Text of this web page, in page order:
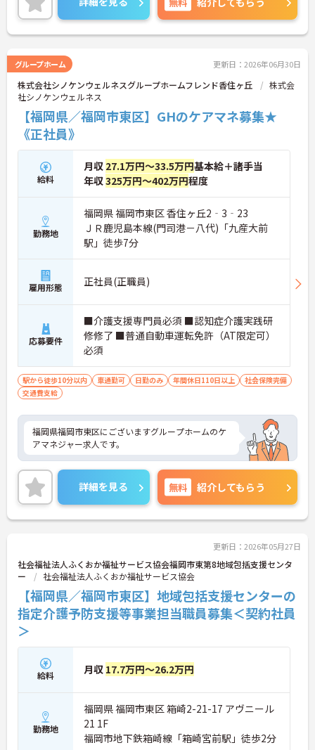
イントをお伝えしますので、お気軽にご相談くださ
い！
グループホーム 更新日：2026年06月30日
株式会社シノケンウェルネスグループホームフレンド香住ヶ丘
株式会
社シノケンウェルネス
【福岡県／福岡市東区】GHのケアマネ募集★
《正社員》
給料
月収 27.1万円～33.5万円基本給＋諸手当
年収325万円～402万円程度
勤務地
福岡県 福岡市東区 香住ヶ丘2‐3‐23
ＪＲ鹿児島本線(門司港－八代)「九産大前
駅」徒歩7分
雇用形態 正社員(正職員)
応募要件
■介護支援専門員必須 ■認知症介護実践研
修修了 ■普通自動車運転免許（AT限定可）
必須
駅から徒歩10分以内 車通勤可 日勤のみ 年間休日110日以上
社会保険完備
交通費支給
福岡県福岡市東区にございますグループホームのケ
アマネジャー求人です。
詳細を見る 無料 紹介してもらう
更新日：2026年05月27日
社会福祉法人ふくおか福祉サービス協会福岡市東第8地域包括支援センタ
ー
社会福祉法人ふくおか福祉サービス協会
【福岡県／福岡市東区】地域包括支援センターの
指定介護予防支援等事業担当職員募集＜契約社員
＞
給料 月収 17.7万円～26.2万円
勤務地
福岡県 福岡市東区 箱崎2-21-17 アヴニール
21 1F
福岡市地下鉄箱崎線「箱崎宮前駅」徒歩2分